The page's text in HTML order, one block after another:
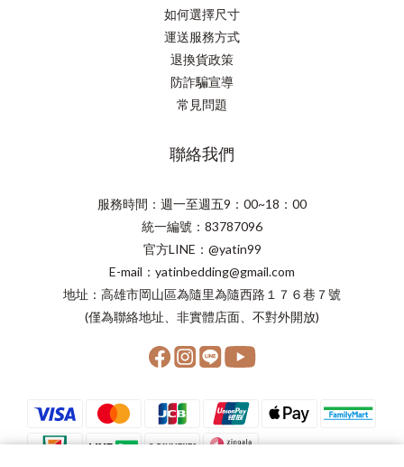
如何選擇尺寸
運送服務方式
退換貨政策
防詐騙宣導
常見問題
聯絡我們
服務時間：週一至週五9：00~18：00
統一編號：83787096
官方LINE：@yatin99
E-mail：yatinbedding@gmail.com
地址：高雄市岡山區為隨里為隨西路１７６巷７號
(僅為聯絡地址、非實體店面、不對外開放)